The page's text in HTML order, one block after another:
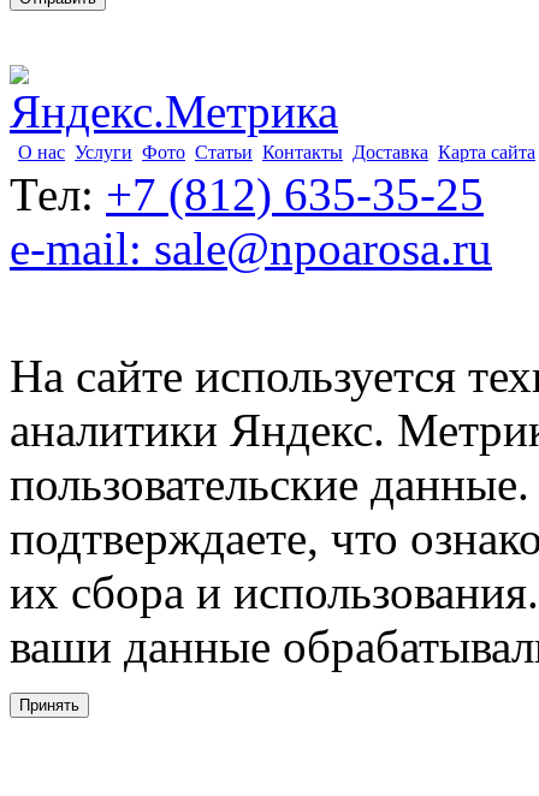
О нас Услуги Фото Статьи Контакты Доставка Карта сайта
Тел: +7 (812) 635-35-25
e-mail: sale@npoarosa.ru
На сайте используется
аналитики Яндекс.
пользовательские
подтверждаете, что
их сбора и
ваши данные
Принять